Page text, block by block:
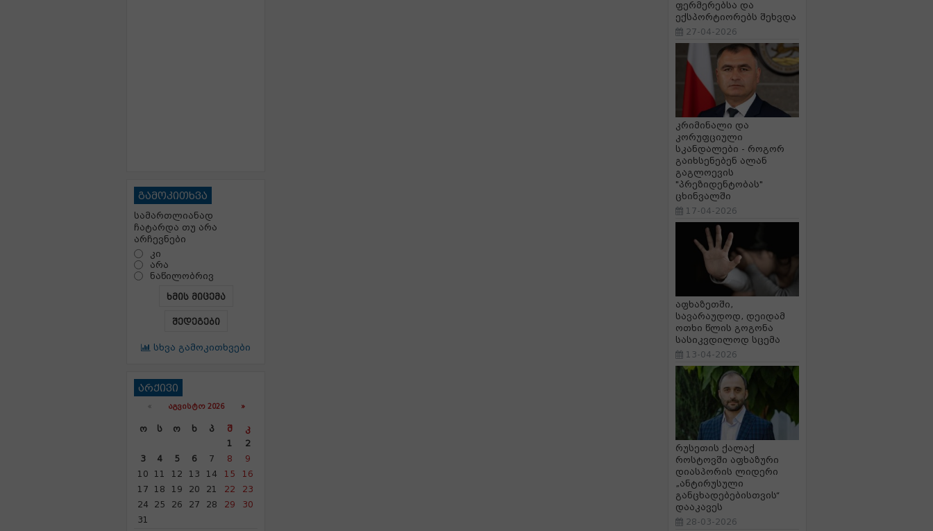
გამოკითხვა
სამართლიანად
ჩატარდა თუ არა
არჩევნები
კი
არა
ნაწილობრივ
ხმის მიცემა
შედეგები
სხვა გამოკითხვები
არქივი
« ᲐᲒᲕᲘᲡᲢᲝ 2026 »
Ო Ს Ო Ხ Პ Შ
Კ
1
2
3
4 5 6 7 8
9
10
11 12 13 14 15
16
17
18 19 20 21 22
23
24
25 26 27 28 29
30
31
ფერმერებსა და
ექსპორტიორებს შეხვდა
27-04-2026
კრიმინალი და
კორუფციული
სკანდალები - როგორ
გაიხსენებენ ალან
გაგლოევის
"პრეზიდენტობას"
ცხინვალში
17-04-2026
აფხაზეთში,
სავარაუდოდ, დეიდამ
ოთხი წლის გოგონა
სასიკვდილოდ სცემა
13-04-2026
რუსეთის ქალაქ
როსტოვში აფხაზური
დიასპორის ლიდერი
„ანტირუსული
განცხადებებისთვის“
დააკავეს
28-03-2026